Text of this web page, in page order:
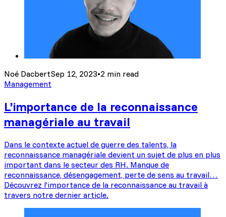
Noé DacbertSep 12, 2023•2 min read
Management
L’importance de la reconnaissance
managériale au travail
Dans le contexte actuel de guerre des talents, la
reconnaissance managériale devient un sujet de plus en plus
important dans le secteur des RH. Manque de
reconnaissance, désengagement, perte de sens au travail…
Découvrez l’importance de la reconnaissance au travail à
travers notre dernier article.